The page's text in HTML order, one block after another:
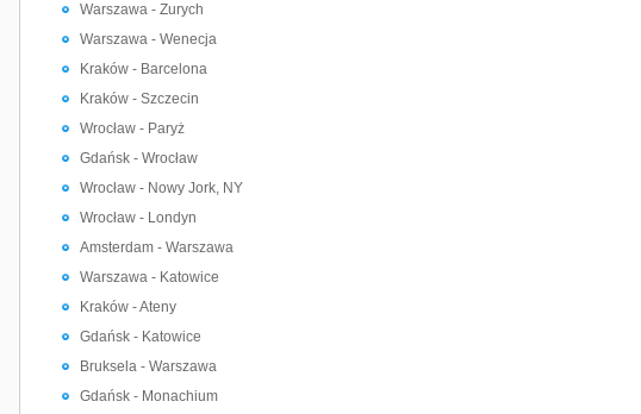
Warszawa - Zurych
Warszawa - Wenecja
Kraków - Barcelona
Kraków - Szczecin
Wrocław - Paryż
Gdańsk - Wrocław
Wrocław - Nowy Jork, NY
Wrocław - Londyn
Amsterdam - Warszawa
Warszawa - Katowice
Kraków - Ateny
Gdańsk - Katowice
Bruksela - Warszawa
Gdańsk - Monachium